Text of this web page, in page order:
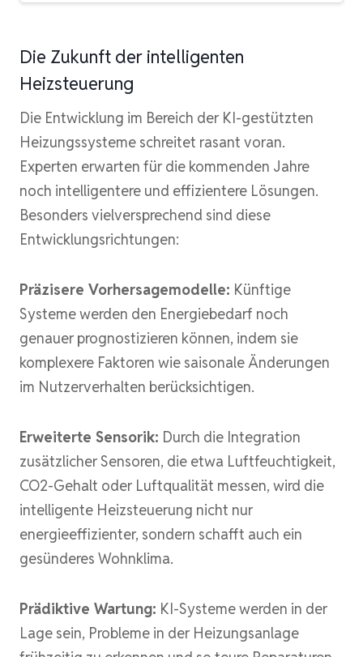
Die Zukunft der intelligenten
Heizsteuerung
Die Entwicklung im Bereich der KI-gestützten
Heizungssysteme schreitet rasant voran.
Experten erwarten für die kommenden Jahre
noch intelligentere und effizientere Lösungen.
Besonders vielversprechend sind diese
Entwicklungsrichtungen:
Präzisere Vorhersagemodelle: Künftige
Systeme werden den Energiebedarf noch
genauer prognostizieren können, indem sie
komplexere Faktoren wie saisonale Änderungen
im Nutzerverhalten berücksichtigen.
Erweiterte Sensorik: Durch die Integration
zusätzlicher Sensoren, die etwa Luftfeuchtigkeit,
CO2-Gehalt oder Luftqualität messen, wird die
intelligente Heizsteuerung nicht nur
energieeffizienter, sondern schafft auch ein
gesünderes Wohnklima.
Prädiktive Wartung: KI-Systeme werden in der
Lage sein, Probleme in der Heizungsanlage